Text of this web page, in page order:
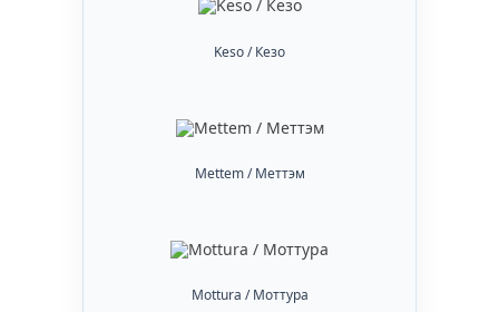
Keso / Кезо
Mettem / Меттэм
Mottura / Моттура